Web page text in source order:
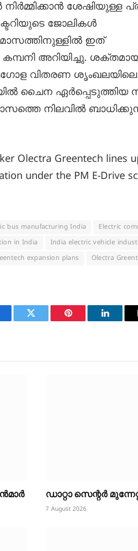
ശേഷിയുള്ള
ജോലികൾ
ഇത്
അറിയിച്ചു.
വിതരണ ശൃംഖലയിലെ
ചൈന ഏർപ്പെടുത്തിയ
നിലവിൽ
Olectra Greentech lines
under the PM E-Drive
bus manufacturing India
Electric
in India
India electric vehicle
expansion plans
Olectra
Twitter Pinterest LinkedIn
ഡാറ്റാ സെന്റർ
7 August 2026